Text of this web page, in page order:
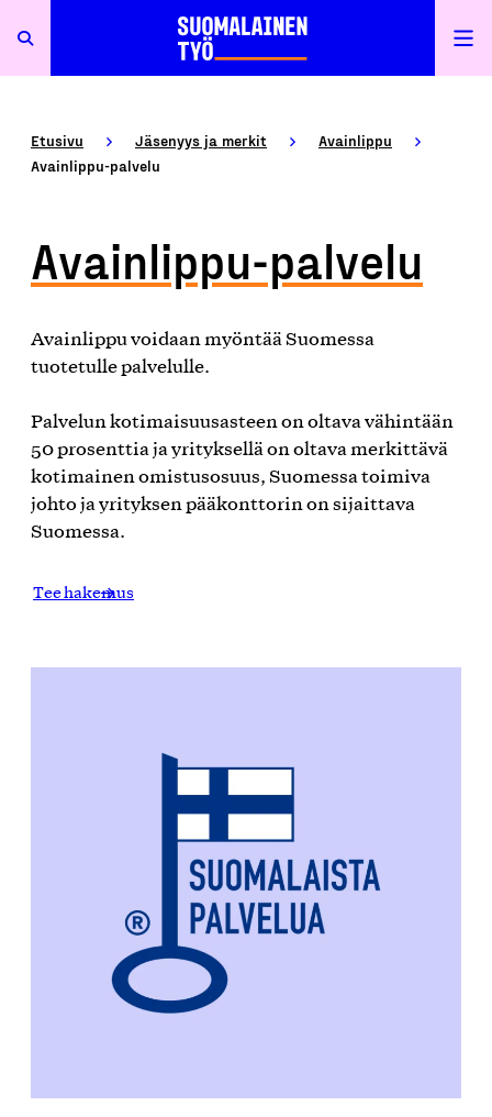
Etusivu Jäsenyys ja merkit
Avainlippu
Avainlippu-palvelu
Avainlippu-palvelu
Avainlippu voidaan myöntää Suomessa
tuotetulle palvelulle.
Palvelun kotimaisuusasteen on oltava vähintään
50 prosenttia ja yrityksellä on oltava merkittävä
kotimainen omistusosuus, Suomessa toimiva
johto ja yrityksen pääkonttorin on sijaittava
Suomessa.
Tee hakemus